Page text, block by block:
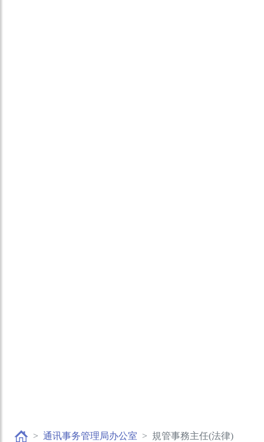
通讯事务管理局办公室 規管事務主任(法律)